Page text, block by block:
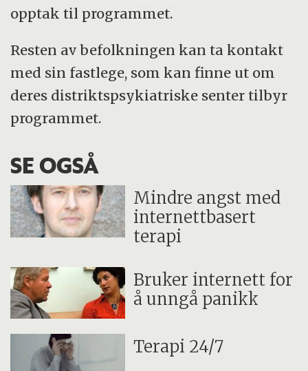
opptak til programmet.
Resten av befolkningen kan ta kontakt
med sin fastlege, som kan finne ut om
deres distriktspsykiatriske senter tilbyr
programmet.
SE OGSÅ
Mindre angst med
internettbasert
terapi
Bruker internett for
å unngå panikk
Terapi 24/7